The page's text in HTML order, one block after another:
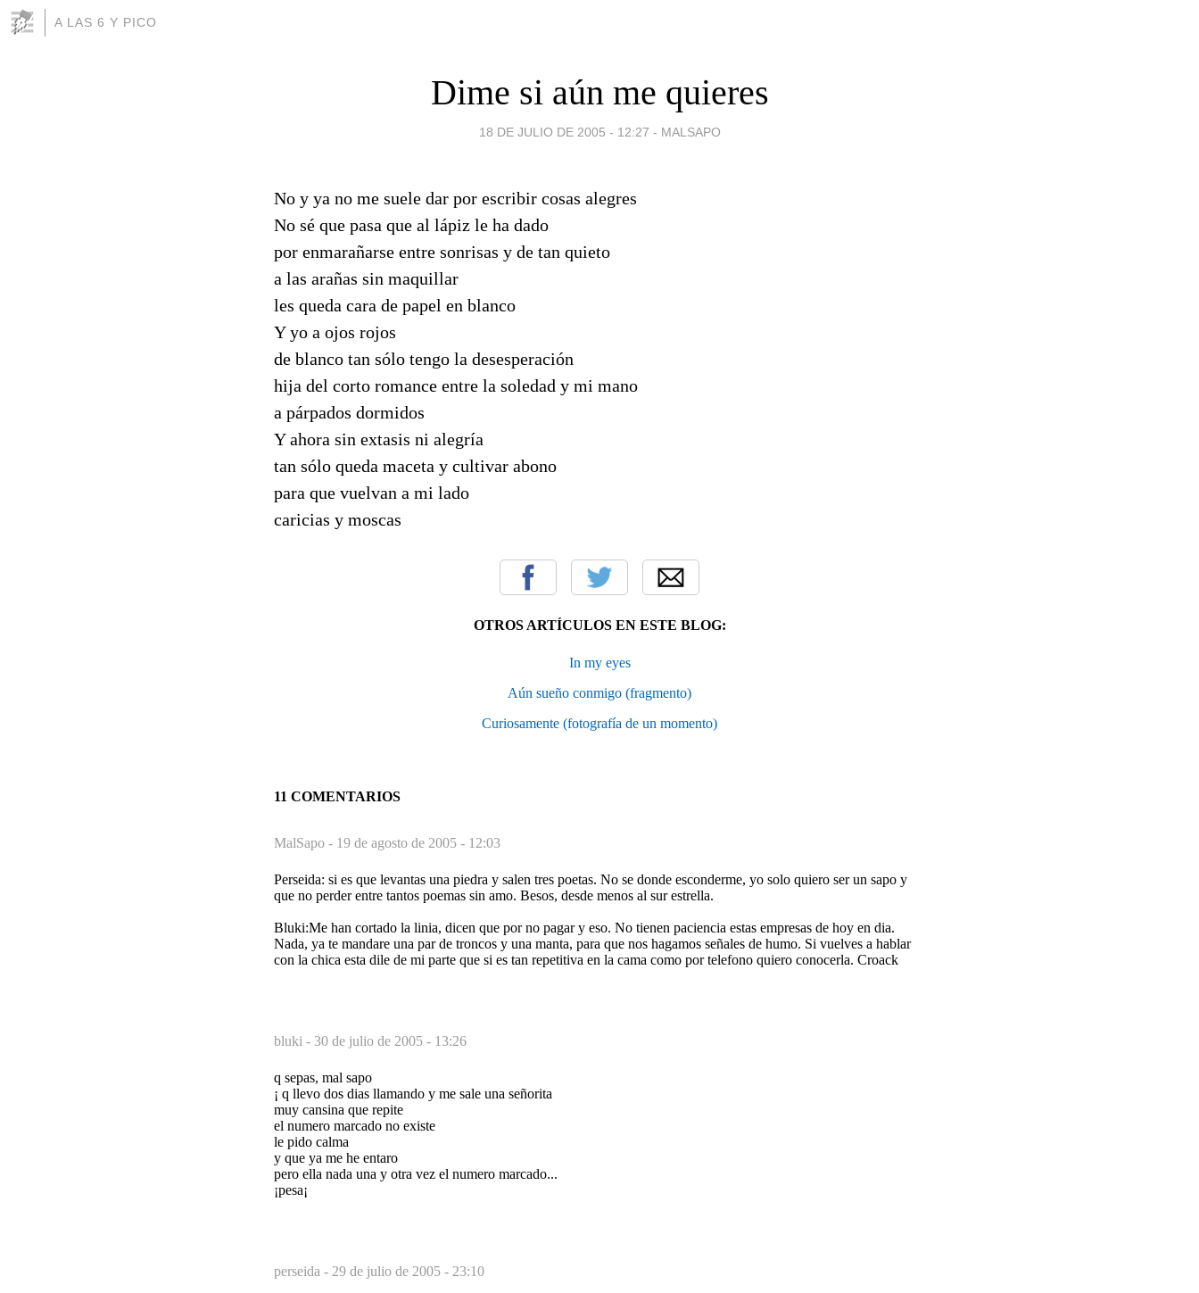
A LAS 6 Y PICO
Dime si aún me quieres
18 DE JULIO DE 2005 - 12:27 - MALSAPO
No y ya no me suele dar por escribir cosas alegres
No sé que pasa que al lápiz le ha dado
por enmarañarse entre sonrisas y de tan quieto
a las arañas sin maquillar
les queda cara de papel en blanco
Y yo a ojos rojos
de blanco tan sólo tengo la desesperación
hija del corto romance entre la soledad y mi mano
a párpados dormidos
Y ahora sin extasis ni alegría
tan sólo queda maceta y cultivar abono
para que vuelvan a mi lado
caricias y moscas
OTROS ARTÍCULOS EN ESTE BLOG:
In my eyes
Aún sueño conmigo (fragmento)
Curiosamente (fotografía de un momento)
11 COMENTARIOS
MalSapo - 19 de agosto de 2005 - 12:03
Perseida: si es que levantas una piedra y salen tres poetas. No se donde esconderme, yo solo quiero ser un sapo y
que no perder entre tantos poemas sin amo. Besos, desde menos al sur estrella.
Bluki:Me han cortado la linia, dicen que por no pagar y eso. No tienen paciencia estas empresas de hoy en dia.
Nada, ya te mandare una par de troncos y una manta, para que nos hagamos señales de humo. Si vuelves a hablar
con la chica esta dile de mi parte que si es tan repetitiva en la cama como por telefono quiero conocerla. Croack
bluki - 30 de julio de 2005 - 13:26
q sepas, mal sapo
¡ q llevo dos dias llamando y me sale una señorita
muy cansina que repite
el numero marcado no existe
le pido calma
y que ya me he entaro
pero ella nada una y otra vez el numero marcado...
¡pesa¡
perseida - 29 de julio de 2005 - 23:10